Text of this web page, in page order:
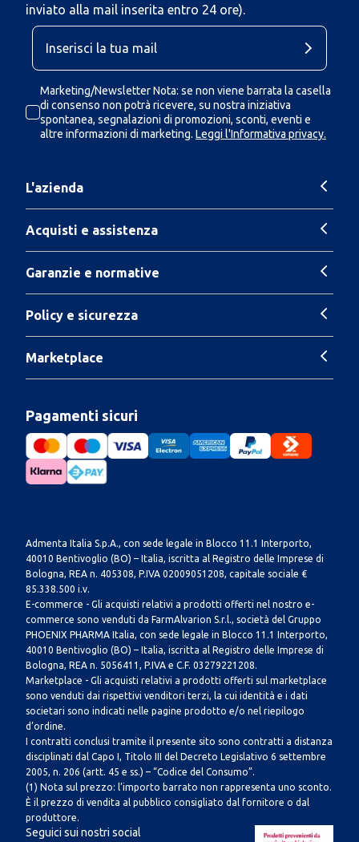
inviato alla mail inserita entro 24 ore).
Marketing/Newsletter Nota: se non viene barrata la casella
di consenso non potrà ricevere, su nostra iniziativa
spontanea, segnalazioni di promozioni, sconti, eventi e
altre informazioni di marketing. Leggi l'Informativa privacy.
L'azienda
Acquisti e assistenza
Garanzie e normative
Policy e sicurezza
Marketplace
Pagamenti sicuri
Admenta Italia S.p.A., con sede legale in Blocco 11.1 Interporto,
40010 Bentivoglio (BO) – Italia, iscritta al Registro delle Imprese di
Bologna, REA n. 405308, P.IVA 02009051208, capitale sociale €
85.338.500 i.v.
E-commerce - Gli acquisti relativi a prodotti offerti nel nostro e-
commerce sono venduti da FarmAlvarion S.r.l., società del Gruppo
PHOENIX PHARMA Italia, con sede legale in Blocco 11.1 Interporto,
40010 Bentivoglio (BO) – Italia, iscritta al Registro delle Imprese di
Bologna, REA n. 5056411, P.IVA e C.F. 03279221208.
Marketplace - Gli acquisti relativi a prodotti offerti sul marketplace
sono venduti dai rispettivi venditori terzi, la cui identità e i dati
societari sono indicati nelle pagine prodotto e/o nel riepilogo
d’ordine.
I contratti conclusi tramite il presente sito sono contratti a distanza
disciplinati dal Capo I, Titolo III del Decreto Legislativo 6 settembre
2005, n. 206 (artt. 45 e ss.) – “Codice del Consumo”.
(1) Nota sul prezzo: l’importo barrato non rappresenta uno sconto.
È il prezzo di vendita al pubblico consigliato dal fornitore o dal
produttore.
Seguici sui nostri social